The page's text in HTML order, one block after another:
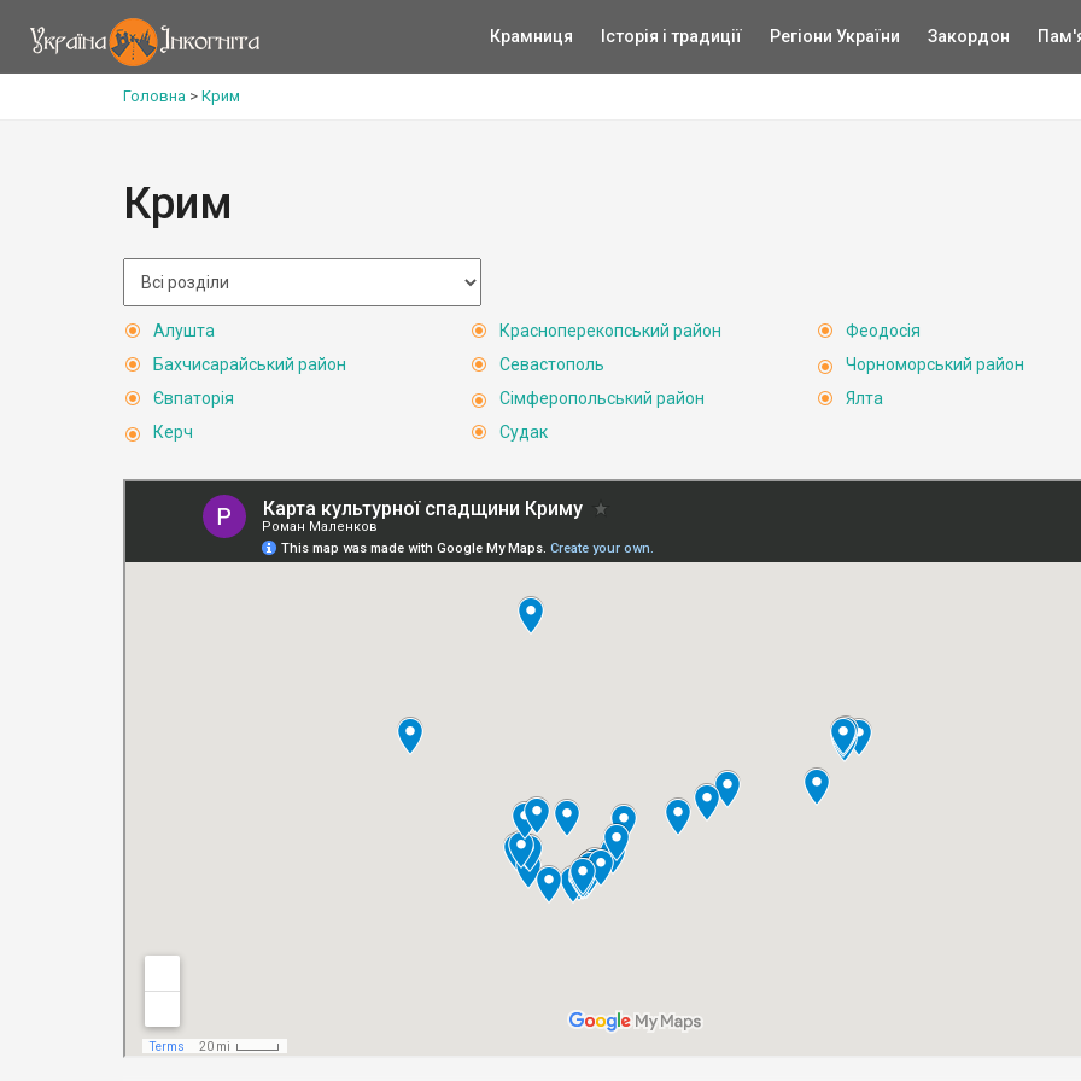
Крамниця Історія і традиції Регіони України Закордон
Головна > Крим
Крим
Алушта
Бахчисарайський район
Євпаторія
Керч
Красноперекопський район
Севастополь
Сімферопольський район
Судак
Феодосія
Чорноморський район
Ялта